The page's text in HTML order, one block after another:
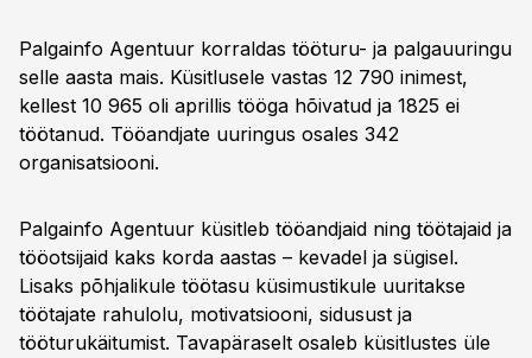
Palgainfo Agentuur korraldas tööturu- ja palgauuringu
selle aasta mais. Küsitlusele vastas 12 790 inimest,
kellest 10 965 oli aprillis tööga hõivatud ja 1825 ei
töötanud. Tööandjate uuringus osales 342
organisatsiooni.
Palgainfo Agentuur küsitleb tööandjaid ning töötajaid ja
tööotsijaid kaks korda aastas – kevadel ja sügisel.
Lisaks põhjalikule töötasu küsimustikule uuritakse
töötajate rahulolu, motivatsiooni, sidusust ja
tööturukäitumist. Tavapäraselt osaleb küsitlustes üle